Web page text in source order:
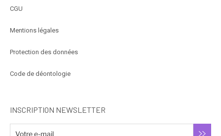
CGU
Mentions légales
Protection des données
Code de déontologie
INSCRIPTION NEWSLETTER